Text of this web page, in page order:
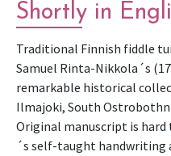
Shortly in
Traditional Finnish fiddle
Samuel Rinta-Nikkola´s
remarkable historical
Ilmajoki, South
Original manuscript is hard
´s self-taught handwriting